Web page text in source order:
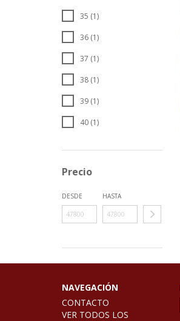
35 (1)
36 (1)
37 (1)
38 (1)
39 (1)
40 (1)
Precio
DESDE HASTA
NAVEGACIÓN
CONTACTO
VER TODOS LOS